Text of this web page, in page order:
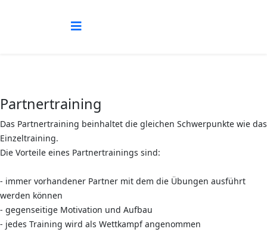
Partnertraining
Das Partnertraining beinhaltet die gleichen Schwerpunkte wie das
Einzeltraining.
Die Vorteile eines Partnertrainings sind:
- immer vorhandener Partner mit dem die Übungen ausführt
werden können
- gegenseitige Motivation und Aufbau
- jedes Training wird als Wettkampf angenommen